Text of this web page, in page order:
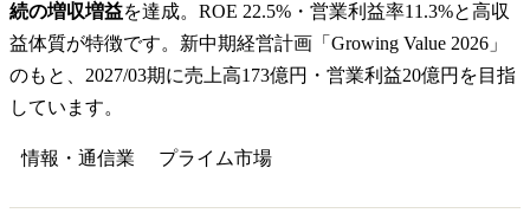
続の増収増益を達成。ROE 22.5%・営業利益率11.3%と高収
益体質が特徴です。新中期経営計画「Growing Value 2026」
のもと、2027/03期に売上高173億円・営業利益20億円を目指
しています。
情報・通信業 プライム市場